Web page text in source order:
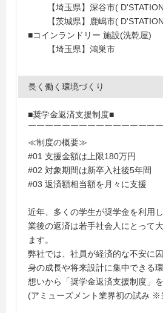
【埼玉県】深谷市(
【茨城県】鹿嶋市(
■コインランドリー 施設(洗乾屋)
【埼玉県】鴻巣市
長く働く環境づくり
■奨学金返済支援制度■
￣￣￣￣￣￣￣￣￣￣￣￣￣￣￣
≪制度の概要≫
#01 支援金額は上限180万円
#02 対象期間は新卒入社後5年間
#03 返済額相当額を月々に支援
近年、多くの学生が奨学金を利用
業後の返済は若手社会人にとって
ます。
弊社では、社員が経済的な不安に
身の成長や将来設計に集中できる
想いから「奨学金返済支援制度」
(アミューズメント業界初の試み ※